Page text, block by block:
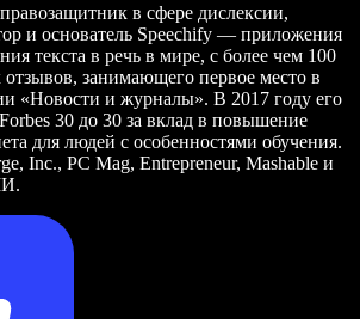
в сфере дислексии,
и основатель Speechify — приложения
текста в речь в мире, с более чем 100
отзывов, занимающего первое место в
«Новости и журналы». В 2017 году его
30 до 30 за вклад в повышение
для людей с особенностями обучения.
Inc., PC Mag, Entrepreneur, Mashable и